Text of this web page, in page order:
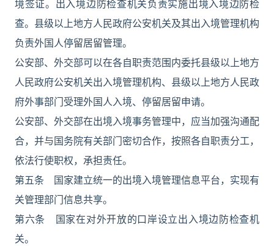
境签证。出入境边防检查机关负责实施出境入境边防检
查。县级以上地方人民政府公安机关及其出入境管理机构
负责外国人停留居留管理。
公安部、外交部可以在各自职责范围内委托县级以上地方
人民政府公安机关出入境管理机构、县级以上地方人民政
府外事部门受理外国人入境、停留居留申请。
公安部、外交部在出境入境事务管理中，应当加强沟通配
合，并与国务院有关部门密切合作，按照各自职责分工，
依法行使职权，承担责任。
第五条 国家建立统一的出境入境管理信息平台，实现有
关管理部门信息共享。
第六条 国家在对外开放的口岸设立出入境边防检查机
关。